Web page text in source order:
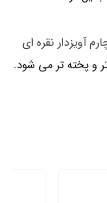
آویزدار نقره ای
و پخته تر می شود.